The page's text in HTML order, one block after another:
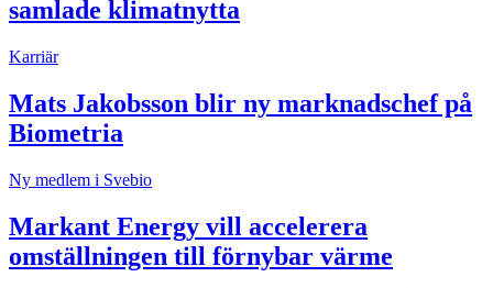
samlade klimatnytta
Karriär
Mats Jakobsson blir ny marknadschef på
Biometria
Ny medlem i Svebio
Markant Energy vill accelerera
omställningen till förnybar värme